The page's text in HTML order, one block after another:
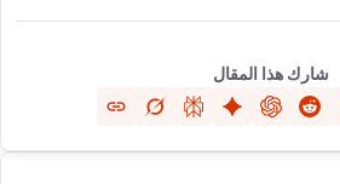
شارك هذا المقال